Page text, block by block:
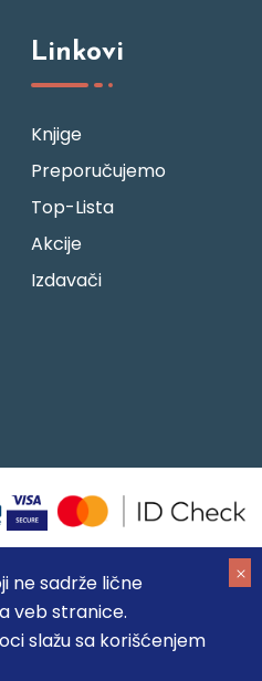
ne sadrže lične
veb stranice.
slažu sa korišćenjem
Linkovi
Knjige
Preporučujemo
Top-Lista
Akcije
Izdavači
možemo garantovati da su